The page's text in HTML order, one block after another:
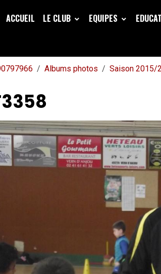
ACCUEIL LE CLUB EQUIPES
Albums photos Saison 2015/